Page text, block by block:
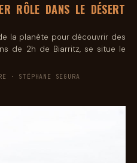
RÔLE DANS LE DÉSERT
la planète pour découvrir des
de 2h de Biarritz, se situe le
· STÉPHANE SEGURA